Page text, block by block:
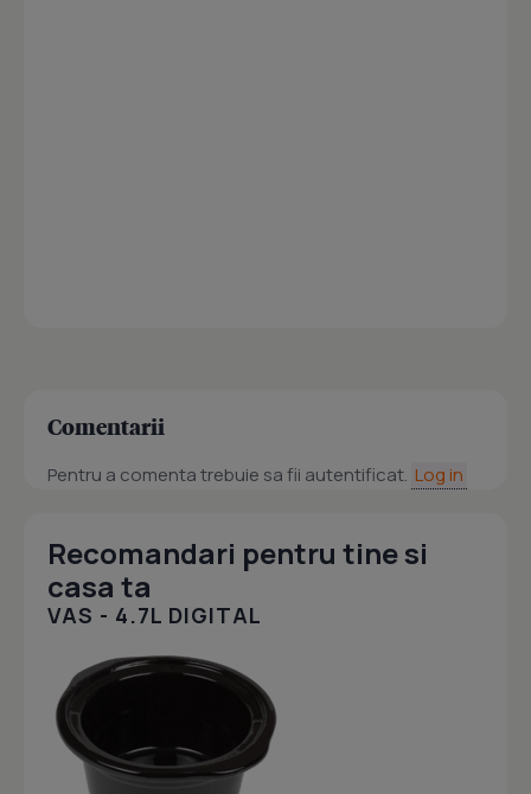
Comentarii
Pentru a comenta trebuie sa fii autentificat. Log in
Recomandari pentru tine si
casa ta
VAS - 4.7L DIGITAL